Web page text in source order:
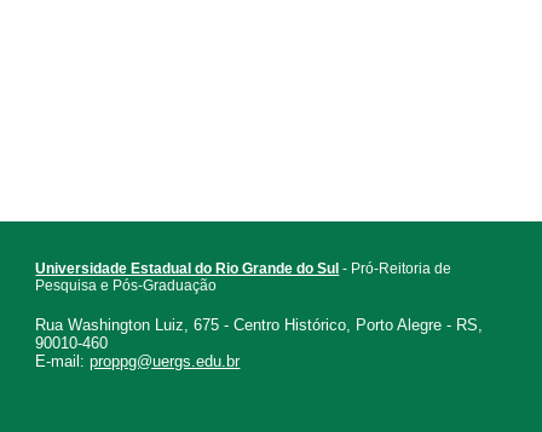
Universidade Estadual do Rio Grande do Sul - Pró-Reitoria de
Pesquisa e Pós-Graduação
Rua Washington Luiz, 675 - Centro Histórico, Porto Alegre - RS,
90010-460
E-mail:proppg@uergs.edu.br